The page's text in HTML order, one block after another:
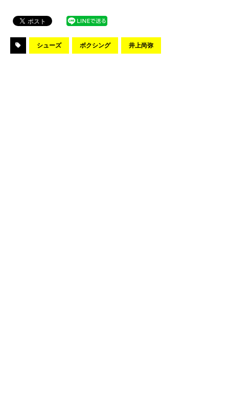
シューズ ボクシング 井上尚弥